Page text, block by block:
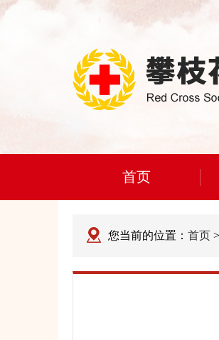
首页
您当前的位置： 首页 >